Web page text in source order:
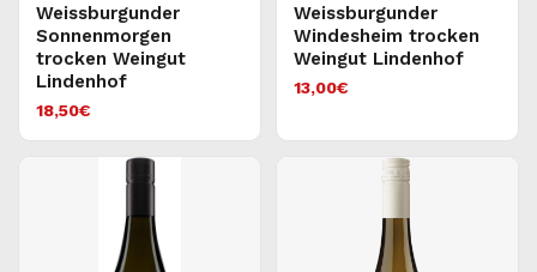
Weissburgunder
Sonnenmorgen
trocken Weingut
Lindenhof
18,50€
Weissburgunder
Windesheim trocken
Weingut Lindenhof
13,00€